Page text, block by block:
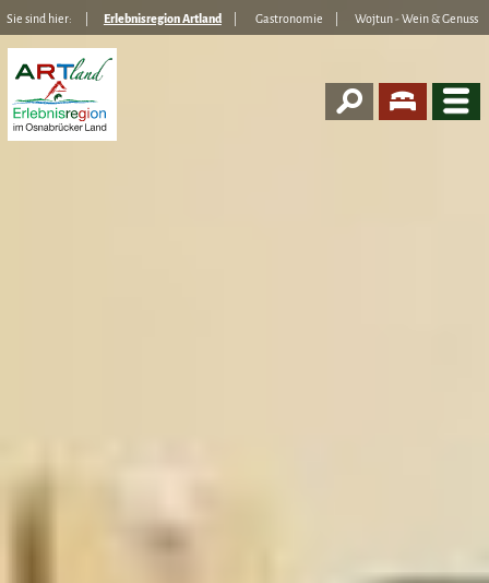
Sie sind hier: Erlebnisregion Artland Gastronomie Wojtun - Wein & Genuss